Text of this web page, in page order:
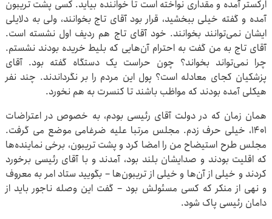
ارکستر آمده و مقداری نواخته است تا خواننده بیاید. کسی پشت تریبون
آمده و گفته خیلی ببخشید، قرار بود آقای تاج بخوانند، ولی به دلایلی
ایشان نمی‌توانند بخوانند. خود آقای تاج هم ردیف اول نشسته است.
آقای تاج به من گفت به احترام آن‌هایی که بلیط خریده بودند نشستم.
چرا نمی‌تواند بخواند؟ چون حراست یک دستگاه گفته بود. آقای
پزشکیان کجای معادله است؟ پول این مردم را بر نگرداندند. چند نفر
هیکلی آمده بودند که مواظب باشند تا کنسرت به هم نخورد.
همان زمان که در دولت آقای رئیسی بودم، به خصوص در اعتراضات
۱۴۰۱، خیلی حرف زدم. مجلس مرتبا علیه ضرغامی موضع می گرفت.
مجلس طرح استیضاح من را امضا کرد و پشت تریبون، برخی نماینده‌ها
که اقلیت بودند و صدایشان بلند بود، آمدند و با آقای رئیسی برخورد
کردند و خیلی از آن‌ها و خیلی از تریبون‌ها – بگویید ستاد امر به معروف
و نهی از منکر که کسی مسئولش بود – گفت این وصله ناجور باید از
دامان رئیسی پاک شود.